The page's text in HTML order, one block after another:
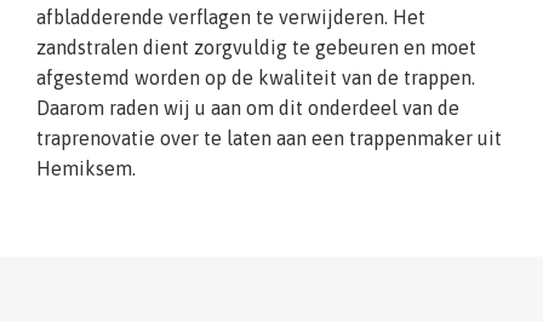
afbladderende verflagen te verwijderen. Het
zandstralen dient zorgvuldig te gebeuren en moet
afgestemd worden op de kwaliteit van de trappen.
Daarom raden wij u aan om dit onderdeel van de
traprenovatie over te laten aan een trappenmaker uit
Hemiksem.